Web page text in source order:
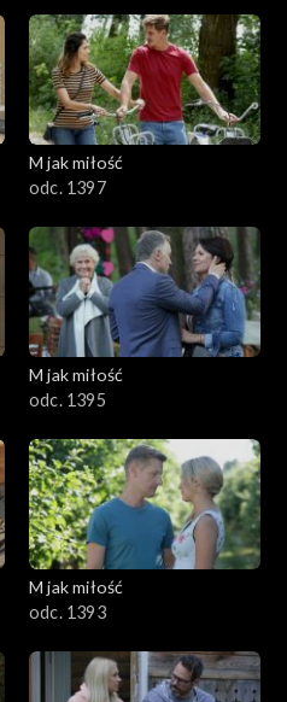
M jak miłość
odc. 1397
M jak miłość
odc. 1395
M jak miłość
odc. 1393